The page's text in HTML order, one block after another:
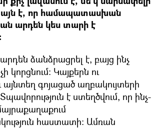
այն է, որ համապատասխան
արդեն կես տարի է
ձանձրացրել է, բայց ինչ
կորցնում։ Կայքերն ու
գոյացած աղբակույտերի
է ստեղծվում, որ ինչ-
հաստատի։ Ամռան